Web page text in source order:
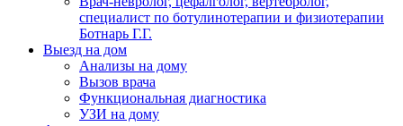
специалист по ботулинотерапии и физиотерапии
Ботнарь Г.Г.
Выезд на дом
Анализы на дому
Вызов врача
Функциональная диагностика
УЗИ на дому